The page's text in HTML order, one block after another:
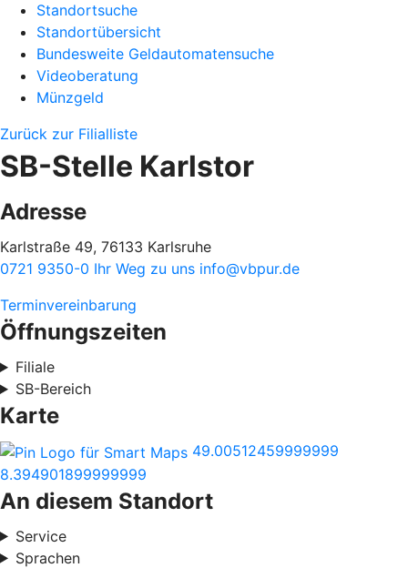
Standortsuche
Standortübersicht
Bundesweite Geldautomatensuche
Videoberatung
Münzgeld
Zurück zur Filialliste
SB-Stelle Karlstor
Adresse
Karlstraße 49, 76133 Karlsruhe
0721 9350-0 Ihr Weg zu uns info@vbpur.de
Terminvereinbarung
Öffnungszeiten
Filiale
SB-Bereich
Karte
49.00512459999999
8.394901899999999
An diesem Standort
Service
Sprachen